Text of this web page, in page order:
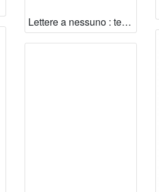
Lettere a nessuno : testimonianze e documenti della guerra in Croazia / a cura di Ljiljana Avirović ; testi di Ivan Aralica ... [et al.] ; fotografie di Dario Almesberger ... [et al.] ; [traduzione dal croato, dal serbo e dal russo di Ljiljana Avirović, traduzione dal croato e dal francese di Smiljka Malinar, traduzioni dall'inglese di Daniela Maggioni e Sara Esposito]